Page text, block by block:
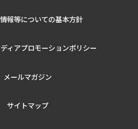
報等についての基本方針
ィアプロモーションポリシー
メールマガジン
サイトマップ